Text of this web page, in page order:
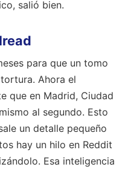
salió bien.
para que un tomo
Ahora el
que en Madrid, Ciudad
al segundo. Esto
un detalle pequeño
hay un hilo en Reddit
Esa inteligencia